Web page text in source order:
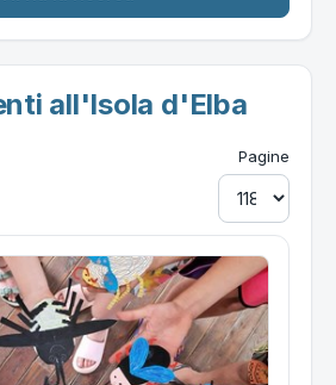
all'Isola d'Elba
Pagine